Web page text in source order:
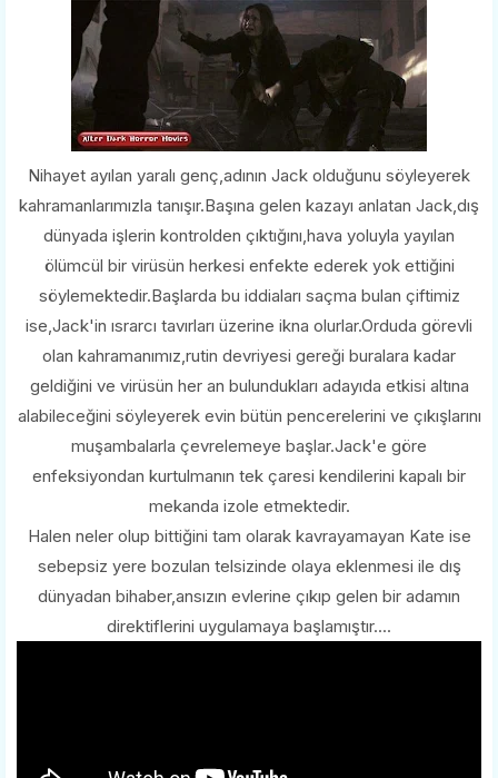
Nihayet ayılan yaralı genç,adının Jack olduğunu söyleyerek
kahramanlarımızla tanışır.Başına gelen kazayı anlatan Jack,dış
dünyada işlerin kontrolden çıktığını,hava yoluyla yayılan
ölümcül bir virüsün herkesi enfekte ederek yok ettiğini
söylemektedir.Başlarda bu iddiaları saçma bulan çiftimiz
ise,Jack'in ısrarcı tavırları üzerine ikna olurlar.Orduda görevli
olan kahramanımız,rutin devriyesi gereği buralara kadar
geldiğini ve virüsün her an bulundukları adayıda etkisi altına
alabileceğini söyleyerek evin bütün pencerelerini ve çıkışlarını
muşambalarla çevrelemeye başlar.Jack'e göre
enfeksiyondan kurtulmanın tek çaresi kendilerini kapalı bir
mekanda izole etmektedir.
Halen neler olup bittiğini tam olarak kavrayamayan Kate ise
sebepsiz yere bozulan telsizinde olaya eklenmesi ile dış
dünyadan bihaber,ansızın evlerine çıkıp gelen bir adamın
direktiflerini uygulamaya başlamıştır....